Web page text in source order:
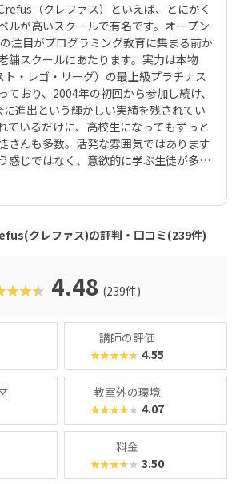
（クレファス）といえば、とにかく
ルが高いスクールで有名です。オープン
注目がプログラミング教育に集まる前か
舗スクールにあたります。実力は本物
ト・レゴ・リーグ）の最上級プラチナス
ており、2004年の初回から参加し続け、
進出という輝かしい実績を残されてい
ているだけに、高校生になってもずっと
さんも多数。活発な雰囲気ではあります
感じではなく、意欲的に学ぶ生徒が多い
ことで言えば派手さのない、「質実剛
は、本気でやりたいお子さんにはぴ
しょう。対象年齢は小3生以上ですが、
（キックス）というサブブランドも
Kicsのほうは身近なものをテーマに、よ
かめたい」という保護者にもおすすめで
ともに、カリキュラムがしっかりして
に下調べに動くのがおすすめです。
クレファス)の評判・口コミ(239件)
4.48 (239件)
講師の評価
★★★★★ 4.55
教室外の環境
★★★★★ 4.07
料金
★★★★★ 3.50